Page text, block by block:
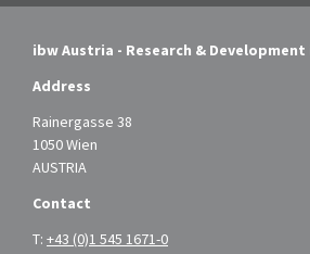
ibw Austria - Research & Development
Address
Rainergasse 38
1050 Wien
AUSTRIA
Contact
T: +43 (0)1 545 1671-0